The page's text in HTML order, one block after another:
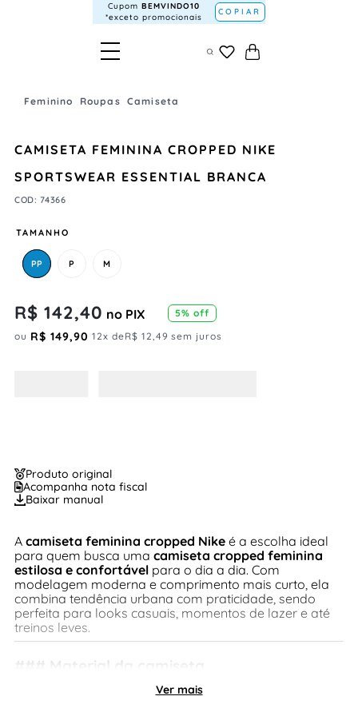
Cupom BEMVINDO10
*exceto promocionais
COPIAR
Feminino Roupas Camiseta
CAMISETA FEMININA CROPPED NIKE
SPORTSWEAR ESSENTIAL BRANCA
COD: 74366
TAMANHO
PP P M
R$ 142,40 no PIX 5% off
ou R$ 149,90 12x deR$ 12,49 sem juros
Produto original
Acompanha nota fiscal
Baixar manual
A camiseta feminina cropped Nike é a escolha ideal
para quem busca uma camiseta cropped feminina
estilosa e confortável para o dia a dia. Com
modelagem moderna e comprimento mais curto, ela
combina tendência urbana com praticidade, sendo
perfeita para looks casuais, momentos de lazer e até
treinos leves.
### Material da camiseta
Confeccionada emtecido de alta qualidade
Ver mais